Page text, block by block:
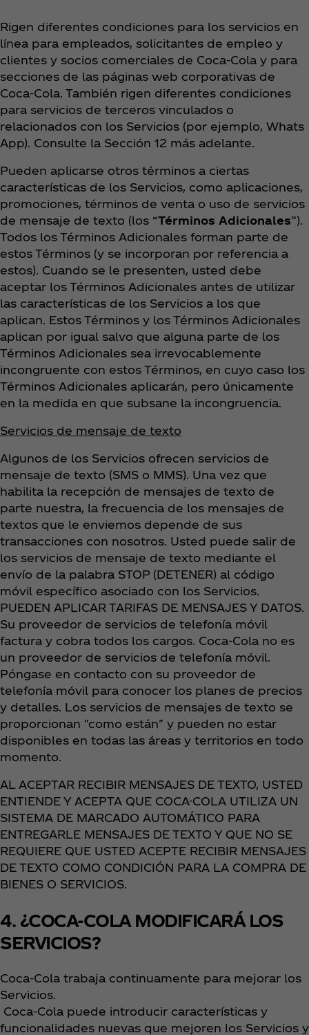
Rigen diferentes condiciones para los servicios en
línea para empleados, solicitantes de empleo y
clientes y socios comerciales de Coca‑Cola y para
secciones de las páginas web corporativas de
Coca‑Cola. También rigen diferentes condiciones
para servicios de terceros vinculados o
relacionados con los Servicios (por ejemplo, Whats
App). Consulte la Sección 12 más adelante.
Pueden aplicarse otros términos a ciertas
características de los Servicios, como aplicaciones,
promociones, términos de venta o uso de servicios
de mensaje de texto (los “Términos Adicionales”).
Todos los Términos Adicionales forman parte de
estos Términos (y se incorporan por referencia a
estos). Cuando se le presenten, usted debe
aceptar los Términos Adicionales antes de utilizar
las características de los Servicios a los que
aplican. Estos Términos y los Términos Adicionales
aplican por igual salvo que alguna parte de los
Términos Adicionales sea irrevocablemente
incongruente con estos Términos, en cuyo caso los
Términos Adicionales aplicarán, pero únicamente
en la medida en que subsane la incongruencia.
Servicios de mensaje de texto
Algunos de los Servicios ofrecen servicios de
mensaje de texto (SMS o MMS). Una vez que
habilita la recepción de mensajes de texto de
parte nuestra, la frecuencia de los mensajes de
textos que le enviemos depende de sus
transacciones con nosotros. Usted puede salir de
los servicios de mensaje de texto mediante el
envío de la palabra STOP (DETENER) al código
móvil específico asociado con los Servicios.
PUEDEN APLICAR TARIFAS DE MENSAJES Y DATOS.
Su proveedor de servicios de telefonía móvil
factura y cobra todos los cargos. Coca‑Cola no es
un proveedor de servicios de telefonía móvil.
Póngase en contacto con su proveedor de
telefonía móvil para conocer los planes de precios
y detalles. Los servicios de mensajes de texto se
proporcionan "como están" y pueden no estar
disponibles en todas las áreas y territorios en todo
momento.
AL ACEPTAR RECIBIR MENSAJES DE TEXTO, USTED
ENTIENDE Y ACEPTA QUE COCA-COLA UTILIZA UN
SISTEMA DE MARCADO AUTOMÁTICO PARA
ENTREGARLE MENSAJES DE TEXTO Y QUE NO SE
REQUIERE QUE USTED ACEPTE RECIBIR MENSAJES
DE TEXTO COMO CONDICIÓN PARA LA COMPRA DE
BIENES O SERVICIOS.
4. ¿COCA-COLA MODIFICARÁ LOS
SERVICIOS?
Coca‑Cola trabaja continuamente para mejorar los
Servicios.
​ Coca‑Cola puede introducir características y
funcionalidades nuevas que mejoren los Servicios y